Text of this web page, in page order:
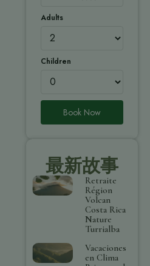
Adults
Children
Book Now
最新故事
Retraite
Région
Volcan
Costa Rica
Nature
Turrialba
Vacaciones
en Clima